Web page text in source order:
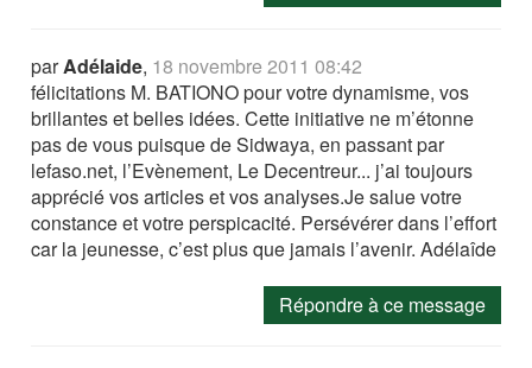
parAdélaide, 18 novembre 2011 08:42
félicitations M. BATIONO pour votre dynamisme, vos
brillantes et belles idées. Cette initiative ne m’étonne
pas de vous puisque de Sidwaya, en passant par
lefaso.net, l’Evènement, Le Decentreur... j’ai toujours
apprécié vos articles et vos analyses.Je salue votre
constance et votre perspicacité. Persévérer dans l’effort
car la jeunesse, c’est plus que jamais l’avenir. Adélaîde
Répondre à ce message